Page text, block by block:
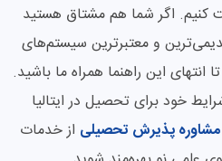
کنیم. اگر شما هم مشتاق هستید
و معتبرترین سیستم‌های
انتهای این راهنما همراه ما باشید.
خود برای تحصیل در ایتالیا
مشاوره پذیرش تحصیلی از خدمات